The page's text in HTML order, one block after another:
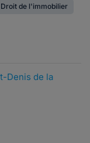
Droit de l'immobilier
Denis de la